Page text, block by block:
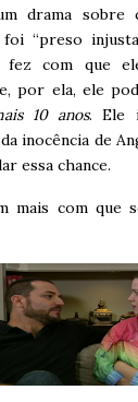
drama
“preso
fez com que
por ela, ele
10 anos. Ele
inocência de
essa chance.
mais com que